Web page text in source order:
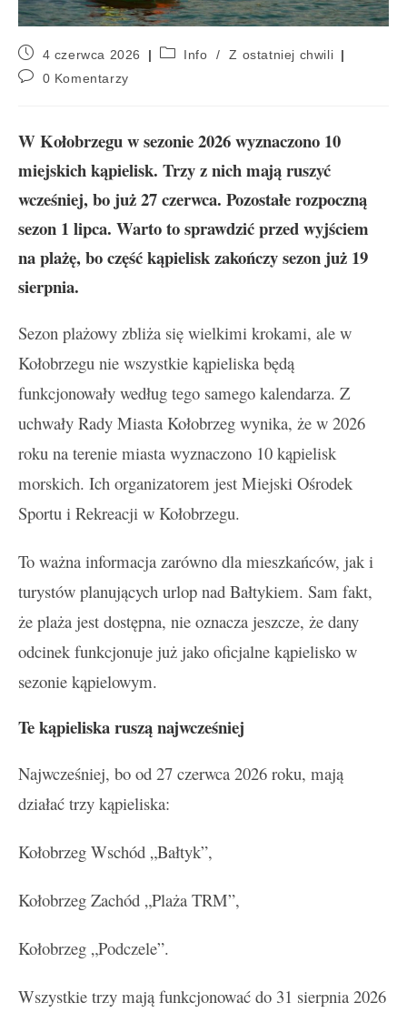
4 czerwca 2026 Info /
Z ostatniej chwili
0 Komentarzy
W Kołobrzegu w sezonie 2026 wyznaczono 10
miejskich kąpielisk. Trzy z nich mają ruszyć
wcześniej, bo już 27 czerwca. Pozostałe rozpoczną
sezon 1 lipca. Warto to sprawdzić przed wyjściem
na plażę, bo część kąpielisk zakończy sezon już 19
sierpnia.
Sezon plażowy zbliża się wielkimi krokami, ale w
Kołobrzegu nie wszystkie kąpieliska będą
funkcjonowały według tego samego kalendarza. Z
uchwały Rady Miasta Kołobrzeg wynika, że w 2026
roku na terenie miasta wyznaczono 10 kąpielisk
morskich. Ich organizatorem jest Miejski Ośrodek
Sportu i Rekreacji w Kołobrzegu.
To ważna informacja zarówno dla mieszkańców, jak i
turystów planujących urlop nad Bałtykiem. Sam fakt,
że plaża jest dostępna, nie oznacza jeszcze, że dany
odcinek funkcjonuje już jako oficjalne kąpielisko w
sezonie kąpielowym.
Te kąpieliska ruszą najwcześniej
Najwcześniej, bo od 27 czerwca 2026 roku, mają
działać trzy kąpieliska:
Kołobrzeg Wschód „Bałtyk”,
Kołobrzeg Zachód „Plaża TRM”,
Kołobrzeg „Podczele”.
Wszystkie trzy mają funkcjonować do 31 sierpnia 2026